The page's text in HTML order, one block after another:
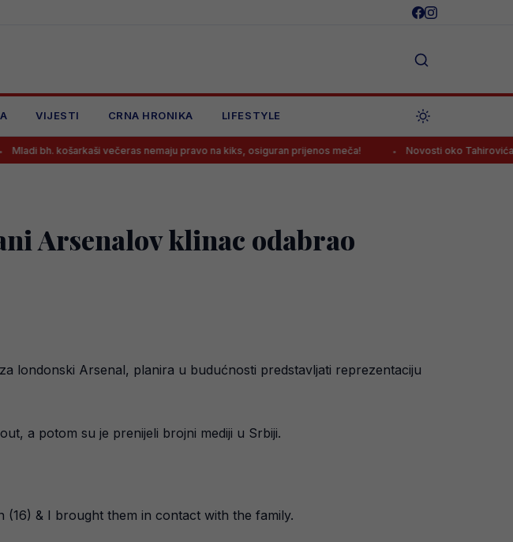
VIJESTI CRNA HRONIKA LIFESTYLE
večeras nemaju pravo na kiks, osiguran prijenos meča! Novosti oko Tahirovića dobra vijest
Arsenalov klinac odabrao
londonski Arsenal, planira u budućnosti predstavljati reprezentaciju
a potom su je prenijeli brojni mediji u Srbiji.
& I brought them in contact with the family.